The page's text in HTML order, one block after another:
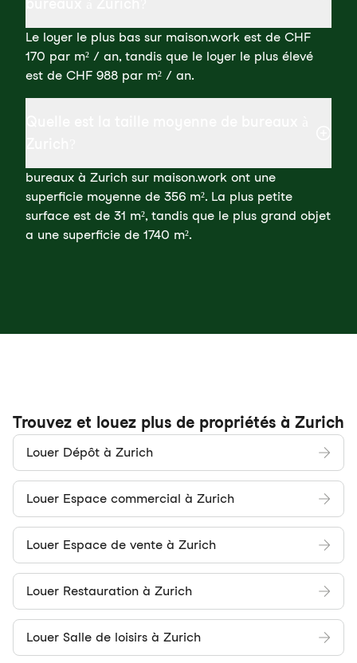
Le loyer le plus bas sur maison.work est de CHF
170 par m² / an, tandis que le loyer le plus élevé
est de CHF 988 par m² / an.
bureaux à Zurich sur maison.work ont une
superficie moyenne de 356 m². La plus petite
surface est de 31 m², tandis que le plus grand objet
a une superficie de 1740 m².
Trouvez et louez plus de propriétés à Zurich
Louer Dépôt à Zurich
Louer Espace commercial à Zurich
Louer Espace de vente à Zurich
Louer Restauration à Zurich
Louer Salle de loisirs à Zurich